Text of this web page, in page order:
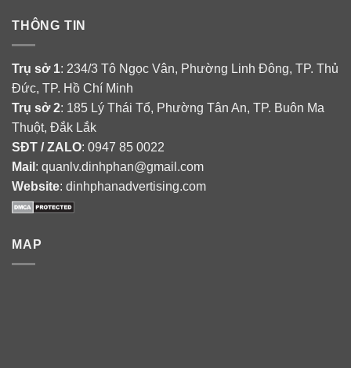
THÔNG TIN
Trụ sở 1: 234/3 Tô Ngọc Vân, Phường Linh Đông, TP. Thủ
Đức, TP. Hồ Chí Minh
Trụ sở 2: 185 Lý Thái Tổ, Phường Tân An, TP. Buôn Ma
Thuột, Đắk Lắk
SĐT / ZALO: 0947 85 0022
Mail : quanlv.dinhphan@gmail.com
Website: dinhphanadvertising.com
MAP